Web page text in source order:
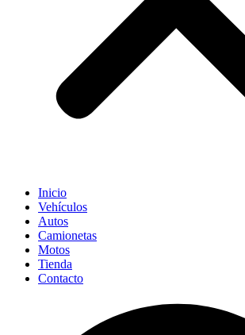
Inicio
Vehículos
Autos
Camionetas
Motos
Tienda
Contacto